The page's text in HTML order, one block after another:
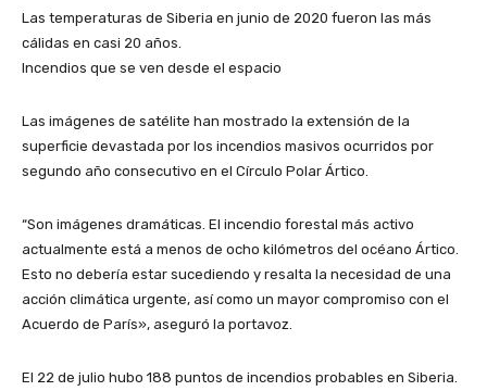
Las temperaturas de Siberia en junio de 2020 fueron las más
cálidas en casi 20 años.
Incendios que se ven desde el espacio
Las imágenes de satélite han mostrado la extensión de la
superficie devastada por los incendios masivos ocurridos por
segundo año consecutivo en el Círculo Polar Ártico.
“Son imágenes dramáticas. El incendio forestal más activo
actualmente está a menos de ocho kilómetros del océano Ártico.
Esto no debería estar sucediendo y resalta la necesidad de una
acción climática urgente, así como un mayor compromiso con el
Acuerdo de París», aseguró la portavoz.
El 22 de julio hubo 188 puntos de incendios probables en Siberia.